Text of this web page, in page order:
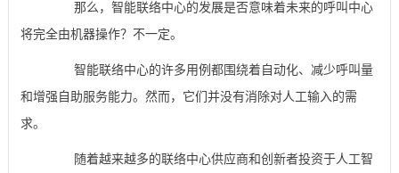
那么，智能联络中心的发展是否意味着未来的呼叫中心
将完全由机器操作？不一定。
智能联络中心的许多用例都围绕着自动化、减少呼叫量
和增强自助服务能力。然而，它们并没有消除对人工输入的需
求。
随着越来越多的联络中心供应商和创新者投资于人工智